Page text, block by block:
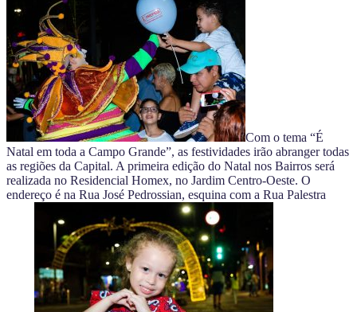
Com o tema “É
Natal em toda a Campo Grande”, as festividades irão abranger todas
as regiões da Capital. A primeira edição do Natal nos Bairros será
realizada no Residencial Homex, no Jardim Centro-Oeste. O
endereço é na Rua José Pedrossian, esquina com a Rua Palestra